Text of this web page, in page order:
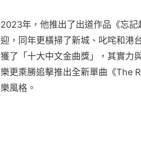
2023年，他推出了出道作品《忘
迎，同年更橫掃了新城、叱咤和港
獲了「十大中文金曲獎」，其實力
樂更乘勝追擊推出全新單曲《The
樂風格。